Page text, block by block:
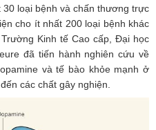
loại bệnh và chấn thương trực
cho ít nhất 200 loại bệnh khác
Kinh tế Cao cấp, Đại học
đã tiến hành nghiên cứu về
và tế bào khỏe mạnh ở
các chất gây nghiện.